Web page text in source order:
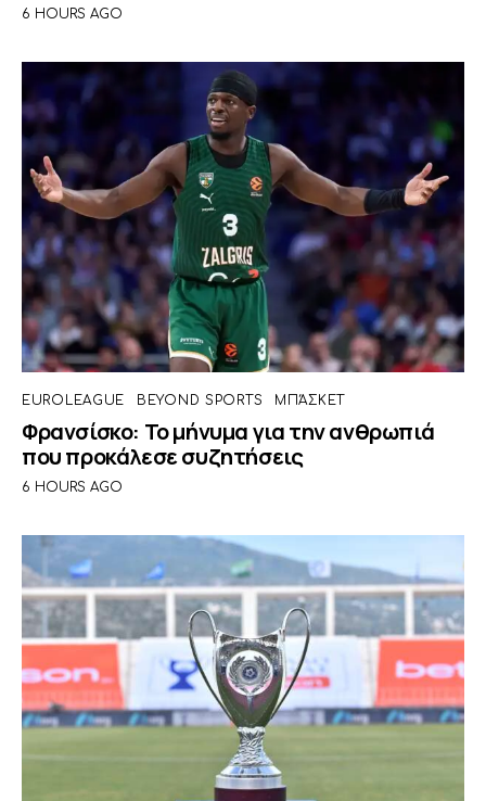
6 HOURS AGO
EUROLEAGUE BEYOND SPORTS ΜΠΆΣΚΕΤ
Φρανσίσκο: Το μήνυμα για την ανθρωπιά
που προκάλεσε συζητήσεις
6 HOURS AGO